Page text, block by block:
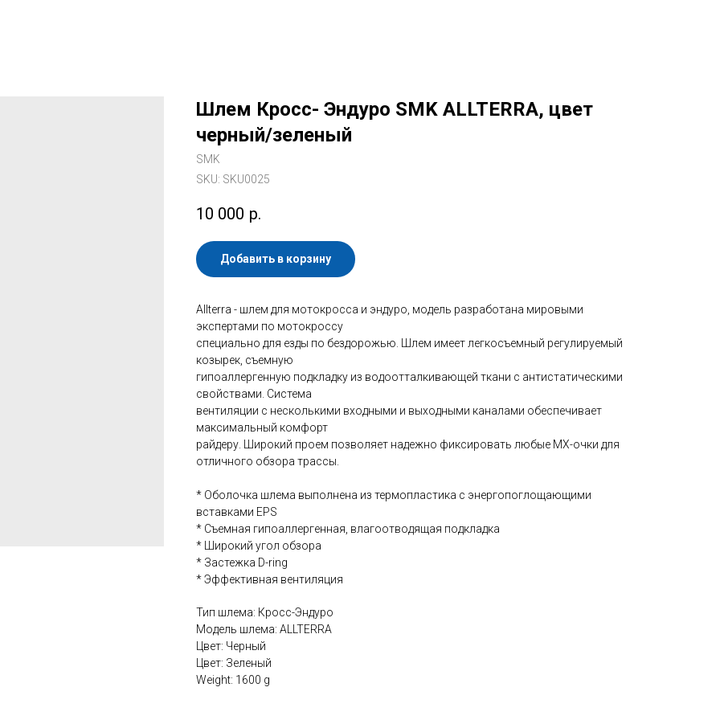
Шлем Кросс- Эндуро SMK ALLTERRA, цвет
черный/зеленый
SMK
SKU: SKU0025
10 000 р.
Добавить в корзину
Allterra - шлем для мотокросса и эндуро, модель разработана мировыми
экспертами по мотокроссу
специально для езды по бездорожью. Шлем имеет легкосъемный регулируемый
козырек, съемную
гипоаллергенную подкладку из водоотталкивающей ткани с антистатическими
свойствами. Система
вентиляции с несколькими входными и выходными каналами обеспечивает
максимальный комфорт
райдеру. Широкий проем позволяет надежно фиксировать любые MX-очки для
отличного обзора трассы.
* Оболочка шлема выполнена из термопластика с энергопоглощающими
вставками EPS
* Съемная гипоаллергенная, влагоотводящая подкладка
* Широкий угол обзора
* Застежка D-ring
* Эффективная вентиляция
Тип шлема: Кросс-Эндуро
Модель шлема: ALLTERRA
Цвет: Черный
Цвет: Зеленый
Weight: 1600 g